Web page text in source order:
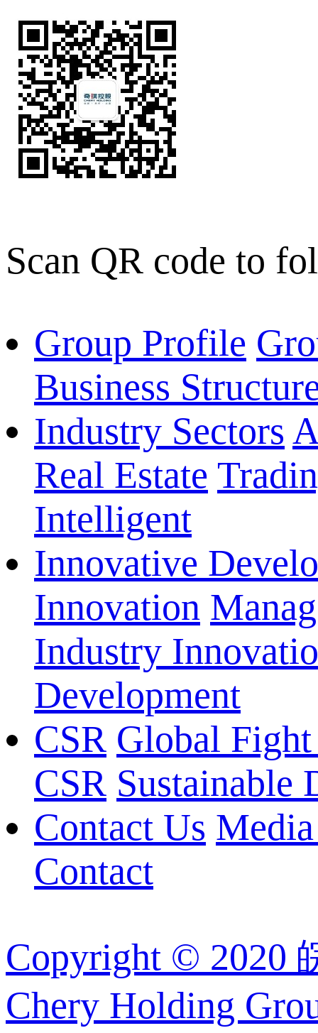
Scan QR code to
Group Profile
Business
Industry Sectors
Real Estate
Intelligent
Innovative
Innovation
Industry
Development
CSR Global
CSR Sustainable
Contact Us
Contact
Copyright © 2020
Chery Holding